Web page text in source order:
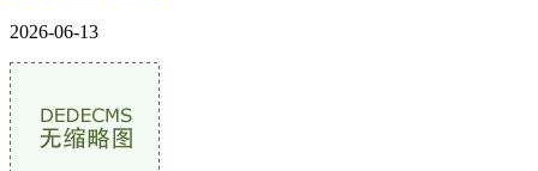
2026-06-13